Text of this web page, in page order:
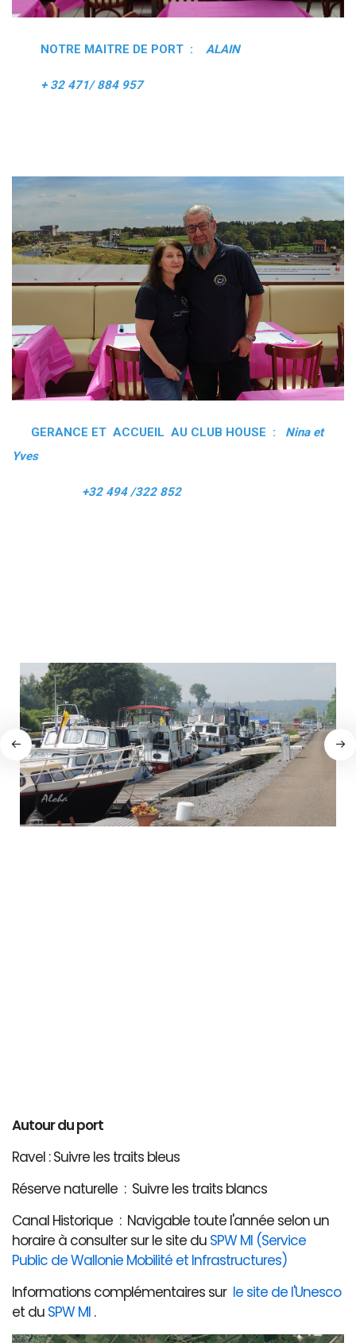
NOTRE MAITRE DE PORT : ALAIN
+ 32 471/ 884 957
GERANCE ET ACCUEIL AU CLUB HOUSE :
Nina et
Yves
+32 494 /322 852
Autour du port
Ravel : Suivre les traits bleus
Réserve naturelle : Suivre les traits blancs
Canal Historique : Navigable toute l'année selon un
horaire à consulter sur le site du SPW MI (Service
Public de Wallonie Mobilité et Infrastructures)
Informations complémentaires sur le site de l'Unesco
et du SPW MI .